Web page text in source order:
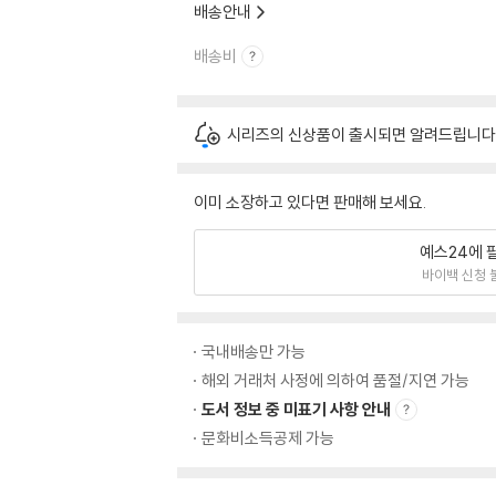
배송안내
배송비
시리즈의 신상품이 출시되면 알려드립니
이미 소장하고 있다면 판매해 보세요.
예스24에
바이백 신청
국내배송만 가능
해외 거래처 사정에 의하여 품절/지연 가능
도서 정보 중 미표기 사항 안내
문화비소득공제 가능